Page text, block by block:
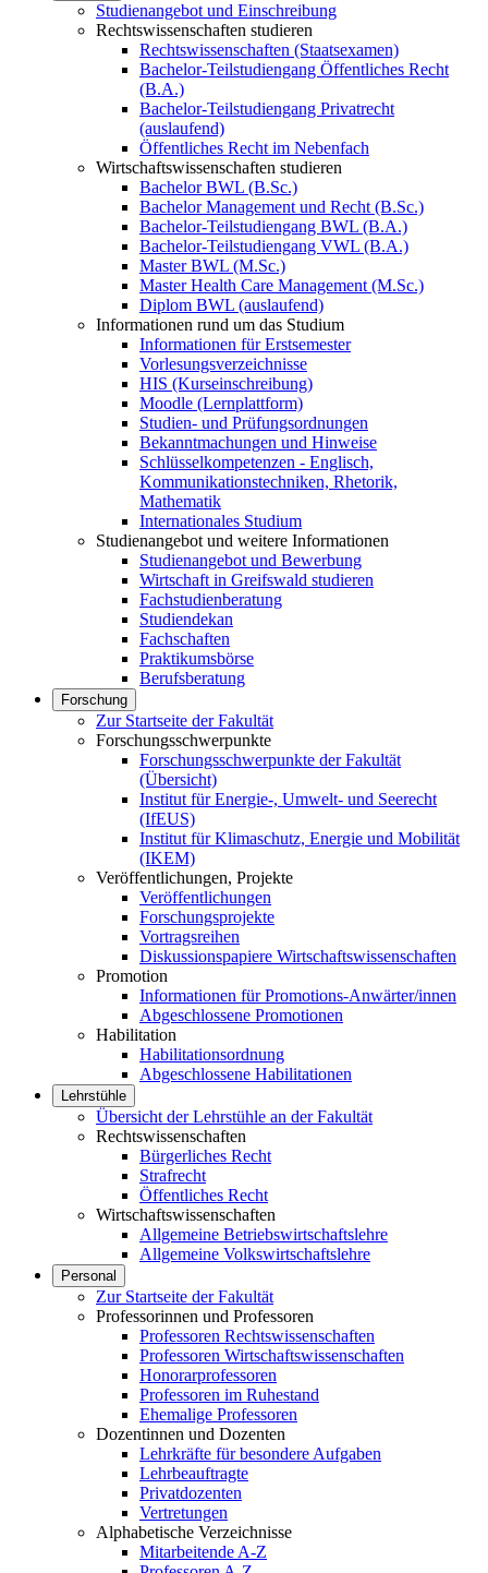
Studienangebot und Einschreibung
Rechtswissenschaften studieren
Rechtswissenschaften (Staatsexamen)
Bachelor-Teilstudiengang Öffentliches Recht
(B.A.)
Bachelor-Teilstudiengang Privatrecht
(auslaufend)
Öffentliches Recht im Nebenfach
Wirtschaftswissenschaften studieren
Bachelor BWL (B.Sc.)
Bachelor Management und Recht (B.Sc.)
Bachelor-Teilstudiengang BWL (B.A.)
Bachelor-Teilstudiengang VWL (B.A.)
Master BWL (M.Sc.)
Master Health Care Management (M.Sc.)
Diplom BWL (auslaufend)
Informationen rund um das Studium
Informationen für Erstsemester
Vorlesungsverzeichnisse
HIS (Kurseinschreibung)
Moodle (Lernplattform)
Studien- und Prüfungsordnungen
Bekanntmachungen und Hinweise
Schlüsselkompetenzen - Englisch,
Kommunikationstechniken, Rhetorik,
Mathematik
Internationales Studium
Studienangebot und weitere Informationen
Studienangebot und Bewerbung
Wirtschaft in Greifswald studieren
Fachstudienberatung
Studiendekan
Fachschaften
Praktikumsbörse
Berufsberatung
Forschung
Zur Startseite der Fakultät
Forschungsschwerpunkte
Forschungsschwerpunkte der Fakultät
(Übersicht)
Institut für Energie-, Umwelt- und Seerecht
(IfEUS)
Institut für Klimaschutz, Energie und Mobilität
(IKEM)
Veröffentlichungen, Projekte
Veröffentlichungen
Forschungsprojekte
Vortragsreihen
Diskussionspapiere Wirtschaftswissenschaften
Promotion
Informationen für Promotions-Anwärter/innen
Abgeschlossene Promotionen
Habilitation
Habilitationsordnung
Abgeschlossene Habilitationen
Lehrstühle
Übersicht der Lehrstühle an der Fakultät
Rechtswissenschaften
Bürgerliches Recht
Strafrecht
Öffentliches Recht
Wirtschaftswissenschaften
Allgemeine Betriebswirtschaftslehre
Allgemeine Volkswirtschaftslehre
Personal
Zur Startseite der Fakultät
Professorinnen und Professoren
Professoren Rechtswissenschaften
Professoren Wirtschaftswissenschaften
Honorarprofessoren
Professoren im Ruhestand
Ehemalige Professoren
Dozentinnen und Dozenten
Lehrkräfte für besondere Aufgaben
Lehrbeauftragte
Privatdozenten
Vertretungen
Alphabetische Verzeichnisse
Mitarbeitende A-Z